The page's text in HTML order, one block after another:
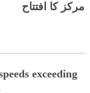
مرکز کا افتتاح
exceeding